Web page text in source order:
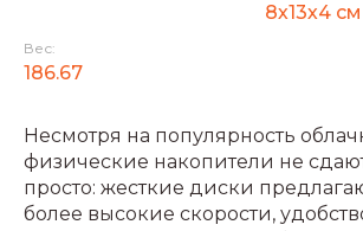
8х13х4 см
Вес:
186.67
Несмотря на популярность
физические накопители не
просто: жесткие диски
более высокие скорости,